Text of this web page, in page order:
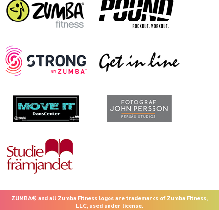
ZUMBA® and all Zumba Fitness logos are trademarks of Zumba Fitness,
LLC, used under license.